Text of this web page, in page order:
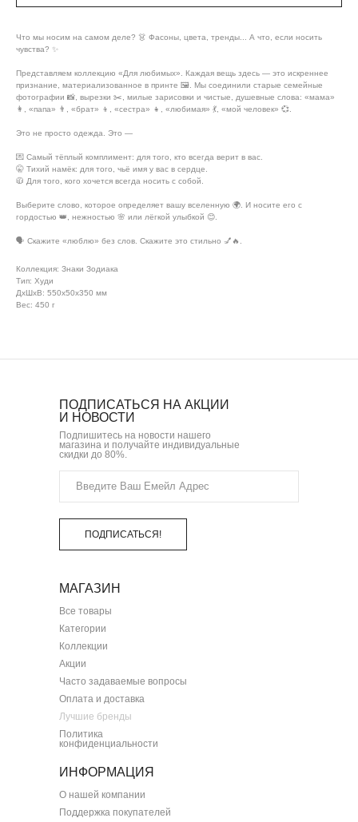
Что мы носим на самом деле? 👗 Фасоны, цвета, тренды... А что, если носить
чувства? ✨
Представляем коллекцию «Для любимых». Каждая вещь здесь — это искреннее
признание, материализованное в принте 🖼️. Мы соединили старые семейные
фотографии 📸, вырезки ✂️, милые зарисовки и чистые, душевные слова: «мама»
👩, «папа» 👨, «брат» 👦, «сестра» 👧, «любимая» 💃, «мой человек» 💞.
Это не просто одежда. Это —
💌 Самый тёплый комплимент: для того, кто всегда верит в вас.
🤫 Тихий намёк: для того, чьё имя у вас в сердце.
🧥 Для того, кого хочется всегда носить с собой.
Выберите слово, которое определяет вашу вселенную 🌍. И носите его с
гордостью 👑, нежностью 🌸 или лёгкой улыбкой 😊.
🗣️ Скажите «люблю» без слов. Скажите это стильно 💅🔥.
Коллекция: Знаки Зодиака
Тип: Худи
ДxШxВ: 550x50x350 мм
Вес: 450 г
ПОДПИСАТЬСЯ НА АКЦИИ
И НОВОСТИ
Подпишитесь на новости нашего
магазина и получайте индивидуальные
скидки до 80%.
ПОДПИСАТЬСЯ!
МАГАЗИН
ИНФОРМАЦИЯ
Все товары
Категории
Коллекции
Акции
Часто задаваемые вопросы
Оплата и доставка
Лучшие бренды
Политика
конфиденциальности
О нашей компании
Поддержка покупателей